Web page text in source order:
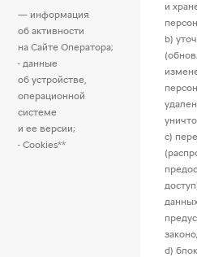
— информация
об активности
на Сайте Оператора;
- данные
об устройстве,
операционной
системе
и ее версии;
- Cookies**
и
b)
c)
d)